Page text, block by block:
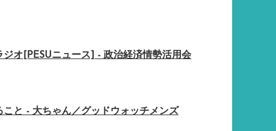
ジオ[PESUニュース] - 政治経済情勢活用会
こと - 大ちゃん／グッドウォッチメンズ